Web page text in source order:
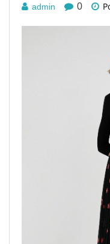
admin 0